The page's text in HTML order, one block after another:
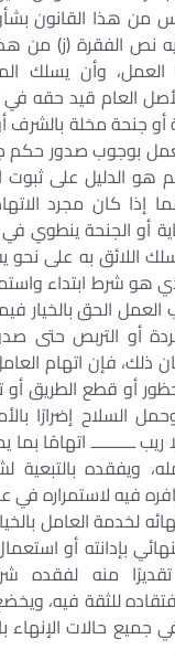
من هذا القانون
نص الفقرة (ز) من
وأن يسلك
العام قيد حقه في
أو جنحة مخلة بالشرف
بوجوب صدور حكم
هو الدليل على
كان مجرد
أو الجنحة ينطوي
اللائق به على
هو شرط ابتداء
الحق بالخيار
أو التربص حتى
ذلك، فإن اتهام
أو قطع الطريق
السلاح إضرارًا
ولا ريب ــــــــــ
ويفقده
فيه لاستمراره في
لخدمة العامل
بإدانته أو
تقديرًا منه
للثقة فيه،
حالات الإنهاء